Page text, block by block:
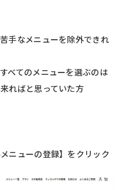
手なメニューを除外できれ
べてのメニューを選ぶのは
ればと思っていた方
ニューの登録】をクリック